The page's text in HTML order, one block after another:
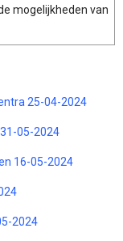
mogelijkheden van
25-04-2024
05-2024
16-05-2024
2024